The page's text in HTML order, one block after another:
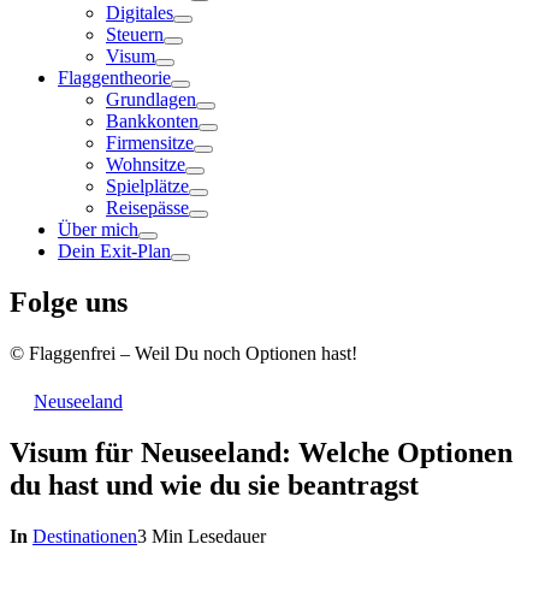
Digitales
Steuern
Visum
Flaggentheorie
Grundlagen
Bankkonten
Firmensitze
Wohnsitze
Spielplätze
Reisepässe
Über mich
Dein Exit-Plan
Folge uns
© Flaggenfrei – Weil Du noch Optionen hast!
Neuseeland
Visum für Neuseeland: Welche Optionen
du hast und wie du sie beantragst
In Destinationen3 Min Lesedauer